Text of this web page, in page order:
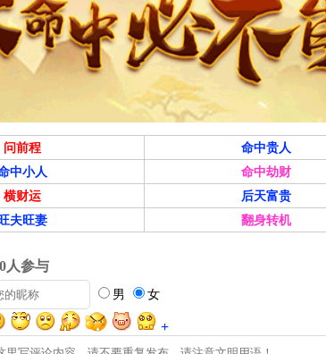
问前程 命中贵人
中小人
命中劫财
横财运
后天富贵
夫旺妻
翻身转机